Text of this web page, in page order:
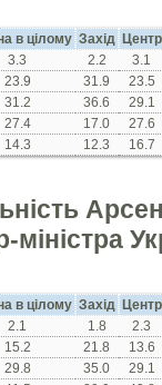
в цілому Захід
Центр
3.3 2.2
3.1
23.9 31.9
23.5
31.2 36.6
29.1
27.4 17.0
27.6
14.3 12.3 16.7
міністра
в цілому Захід
Центр
2.1 1.8
2.3
15.2 21.8
13.6
29.8 35.0
29.1